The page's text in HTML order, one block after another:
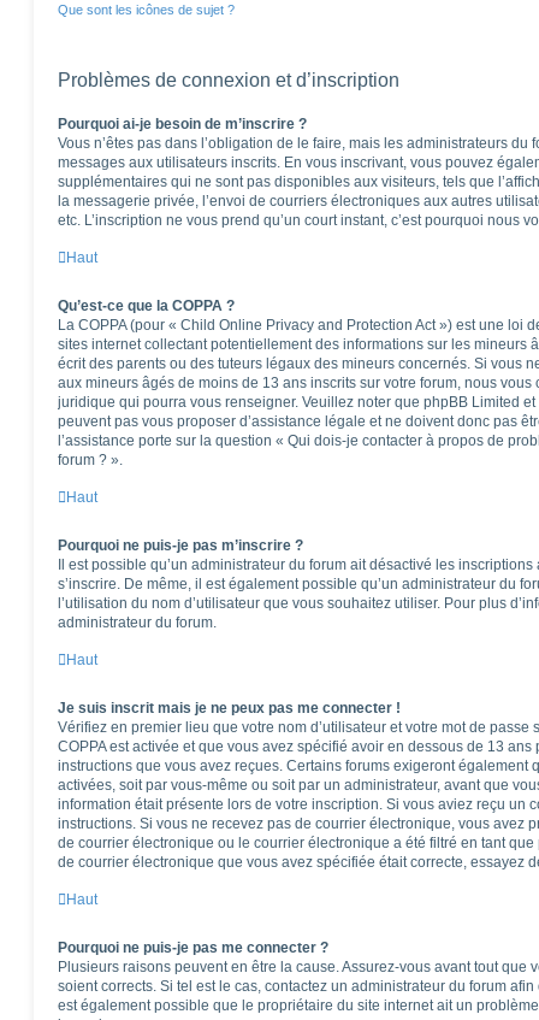
Que sont les icônes de sujet ?
Problèmes de connexion et d’inscription
Pourquoi ai-je besoin de m’inscrire ?
Vous n’êtes pas dans l’obligation de le faire, mais les administrateurs
messages aux utilisateurs inscrits. En vous inscrivant, vous pouvez
supplémentaires qui ne sont pas disponibles aux visiteurs, tels que
la messagerie privée, l’envoi de courriers électroniques aux autres
etc. L’inscription ne vous prend qu’un court instant, c’est pourquoi nous
Haut
Qu’est-ce que la COPPA ?
La COPPA (pour « Child Online Privacy and Protection Act ») est une loi
sites internet collectant potentiellement des informations sur les mineurs
écrit des parents ou des tuteurs légaux des mineurs concernés. Si vous
aux mineurs âgés de moins de 13 ans inscrits sur votre forum, nous
juridique qui pourra vous renseigner. Veuillez noter que phpBB Limited
peuvent pas vous proposer d’assistance légale et ne doivent donc pas
l’assistance porte sur la question « Qui dois-je contacter à propos de
forum ? ».
Haut
Pourquoi ne puis-je pas m’inscrire ?
Il est possible qu’un administrateur du forum ait désactivé les
s’inscrire. De même, il est également possible qu’un administrateur du
l’utilisation du nom d’utilisateur que vous souhaitez utiliser. Pour plus
administrateur du forum.
Haut
Je suis inscrit mais je ne peux pas me connecter !
Vérifiez en premier lieu que votre nom d’utilisateur et votre mot de
COPPA est activée et que vous avez spécifié avoir en dessous de 13
instructions que vous avez reçues. Certains forums exigeront également
activées, soit par vous-même ou soit par un administrateur, avant que
information était présente lors de votre inscription. Si vous aviez reçu un
instructions. Si vous ne recevez pas de courrier électronique, vous avez
de courrier électronique ou le courrier électronique a été filtré en tant
de courrier électronique que vous avez spécifiée était correcte, essayez
Haut
Pourquoi ne puis-je pas me connecter ?
Plusieurs raisons peuvent en être la cause. Assurez-vous avant tout que
soient corrects. Si tel est le cas, contactez un administrateur du forum
est également possible que le propriétaire du site internet ait un